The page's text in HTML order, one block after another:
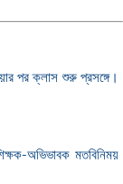
পর ক্লাস শুরু প্রসঙ্গে।
অভিভাবক মতবিনিময়